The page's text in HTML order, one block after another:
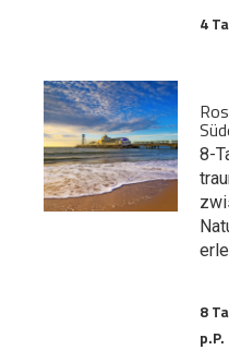
4
8-
8
p.P.